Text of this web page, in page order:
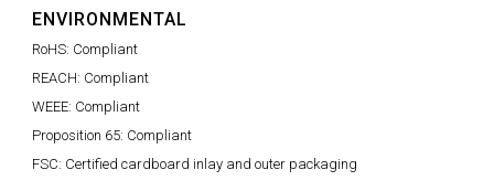
ENVIRONMENTAL
RoHS: Compliant
REACH: Compliant
WEEE: Compliant
Proposition 65: Compliant
FSC: Certified cardboard inlay and outer packaging